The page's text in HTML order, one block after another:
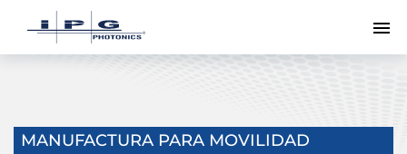
MANUFACTURA PARA MOVILIDAD